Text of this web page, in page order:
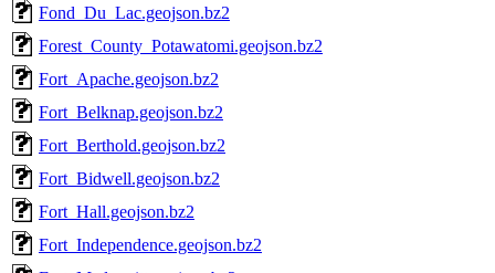
Fond_Du_Lac.geojson.bz2
Forest_County_Potawatomi.geojson.bz2
Fort_Apache.geojson.bz2
Fort_Belknap.geojson.bz2
Fort_Berthold.geojson.bz2
Fort_Bidwell.geojson.bz2
Fort_Hall.geojson.bz2
Fort_Independence.geojson.bz2